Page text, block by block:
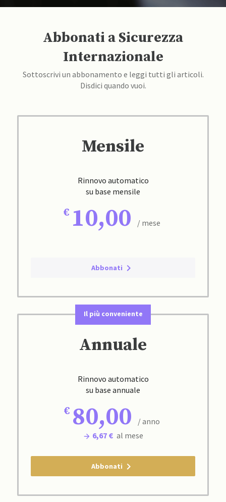
Abbonati a Sicurezza
Internazionale
Sottoscrivi un abbonamento e leggi tutti gli articoli.
Disdici quando vuoi.
Mensile
Rinnovo automatico
su base mensile
10,00 / mese
Abbonati
Il più conveniente
Annuale
Rinnovo automatico
su base annuale
80,00
/ anno
6,67 € al mese
Abbonati